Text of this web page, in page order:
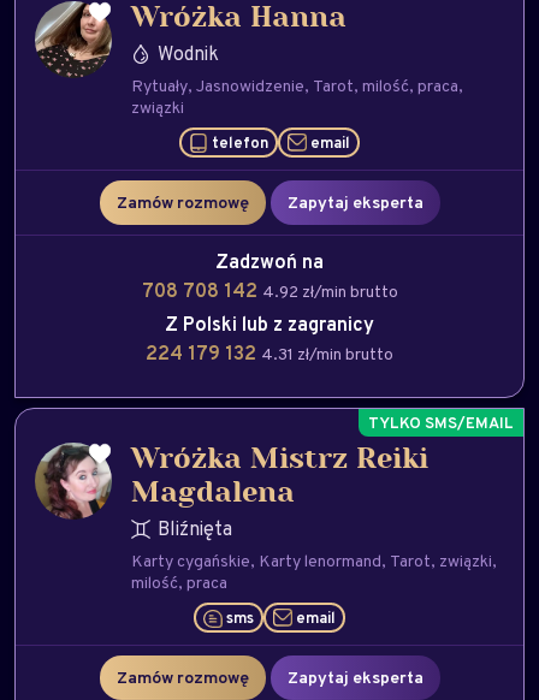
Wróżka Hanna
Wodnik
Rytuały Jasnowidzenie Tarot milość praca
związki
telefon email
Zamów rozmowę Zapytaj eksperta
Zadzwoń na
708 708 142 4.92 zł/min brutto
Z Polski lub z zagranicy
224 179 132 4.31 zł/min brutto
Wróżka Mistrz Reiki
Magdalena
Bliźnięta
Karty cygańskie Karty lenormand Tarot związki
milość praca
sms email
Zamów rozmowę Zapytaj eksperta